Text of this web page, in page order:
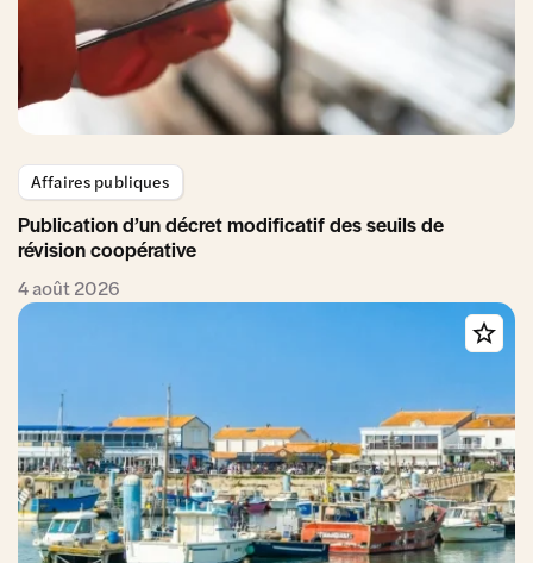
Affaires publiques
Publication d’un décret modificatif des seuils de
révision coopérative
4 août 2026